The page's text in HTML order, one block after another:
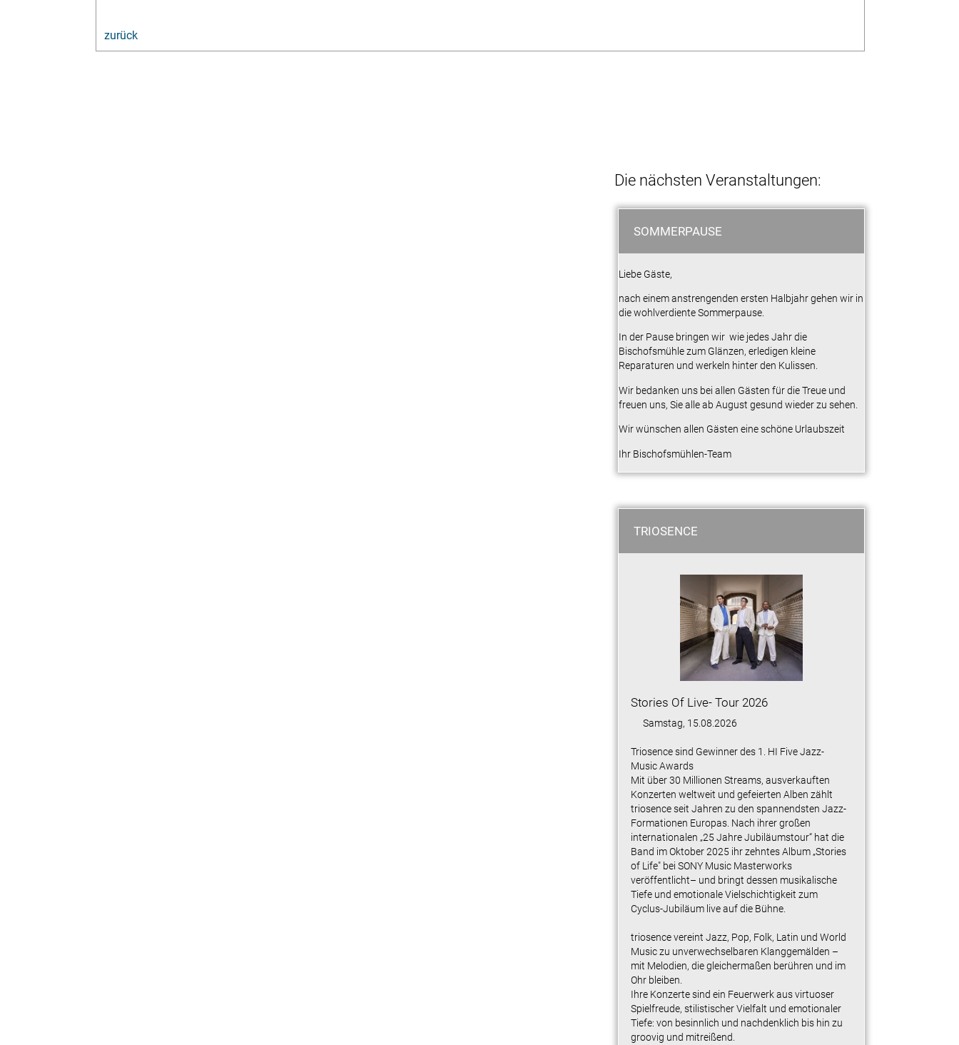
zurück
Die nächsten Veranstaltungen:
SOMMERPAUSE
Liebe Gäste,
nach einem anstrengenden ersten Halbjahr gehen wir in
die wohlverdiente Sommerpause.
In der Pause bringen wir wie jedes Jahr die
Bischofsmühle zum Glänzen, erledigen kleine
Reparaturen und werkeln hinter den Kulissen.
Wir bedanken uns bei allen Gästen für die Treue und
freuen uns, Sie alle ab August gesund wieder zu sehen.
Wir wünschen allen Gästen eine schöne Urlaubszeit
Ihr Bischofsmühlen-Team
TRIOSENCE
Stories Of Live- Tour 2026
Samstag, 15.08.2026
Triosence sind Gewinner des 1. HI Five Jazz-
Music Awards
Mit über 30 Millionen Streams, ausverkauften
Konzerten weltweit und gefeierten Alben zählt
triosence seit Jahren zu den spannendsten Jazz-
Formationen Europas. Nach ihrer großen
internationalen „25 Jahre Jubiläumstour“ hat die
Band im Oktober 2025 ihr zehntes Album „Stories
of Life" bei SONY Music Masterworks
veröffentlicht– und bringt dessen musikalische
Tiefe und emotionale Vielschichtigkeit zum
Cyclus-Jubiläum live auf die Bühne.
triosence vereint Jazz, Pop, Folk, Latin und World
Music zu unverwechselbaren Klanggemälden –
mit Melodien, die gleichermaßen berühren und im
Ohr bleiben.
Ihre Konzerte sind ein Feuerwerk aus virtuoser
Spielfreude, stilistischer Vielfalt und emotionaler
Tiefe: von besinnlich und nachdenklich bis hin zu
groovig und mitreißend.